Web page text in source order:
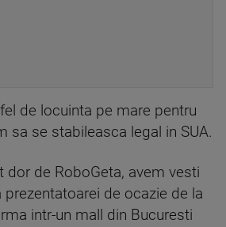
de locuinta pe mare pentru
sa se stabileasca legal in SUA.
dor de RoboGeta, avem vesti
de ocazie de la
intr-un mall din Bucuresti